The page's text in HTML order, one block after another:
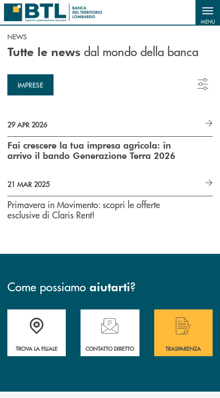
Salta al contenuto principale
MENU
NEWS
Tutte le news dal mondo della banca
IMPRESE
29 APR 2026
Fai crescere la tua impresa agricola: in
arrivo il bando Generazione Terra 2026
21 MAR 2025
Primavera in Movimento: scopri le offerte
esclusive di Claris Rent!
Come possiamo aiutarti?
Accedi all' elenco completo delle filiali .
TROVA LA FILIALE
Hai bisogno di assistenza immediata?
CONTATTO DIRETTO
Hai bisogno di
TRASPARENZA